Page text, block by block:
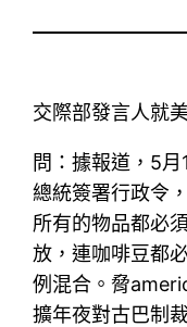
交際部發言人就
問：據報道，5月
總統簽署行政令
所有的物品都必
放，連咖啡豆都
例混合。脅
擴年夜對古巴制